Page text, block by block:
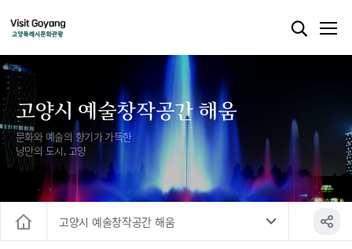
고양시 예술창작공간 해움
문화와 예술의 향기가 가득한
낭만의 도시, 고양
고양시 예술창작공간 해움